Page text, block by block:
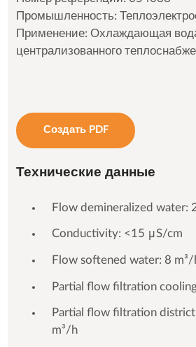
Промышленность:
Применение: Охлаждающая
централизованного
Создать PDF
Технические данные
Flow demineralized water:
Conductivity: <15 μS/cm
Flow softened water: 8 m³/
Partial flow filtration
Partial flow filtration
m³/h